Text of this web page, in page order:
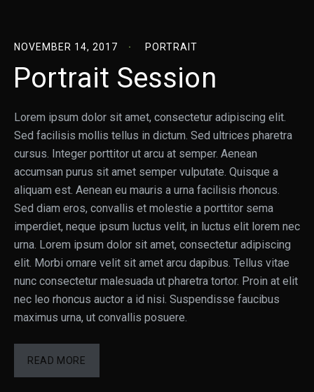
NOVEMBER 14, 2017 PORTRAIT
Portrait Session
Lorem ipsum dolor sit amet, consectetur adipiscing elit.
Sed facilisis mollis tellus in dictum. Sed ultrices pharetra
cursus. Integer porttitor ut arcu at semper. Aenean
accumsan purus sit amet semper vulputate. Quisque a
aliquam est. Aenean eu mauris a urna facilisis rhoncus.
Sed diam eros, convallis et molestie a porttitor sema
imperdiet, neque ipsum luctus velit, in luctus elit lorem nec
urna. Lorem ipsum dolor sit amet, consectetur adipiscing
elit. Morbi ornare velit sit amet arcu dapibus. Tellus vitae
nunc consectetur malesuada ut pharetra tortor. Proin at elit
nec leo rhoncus auctor a id nisi. Suspendisse faucibus
maximus urna, ut convallis posuere.
READ MORE